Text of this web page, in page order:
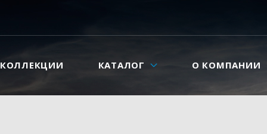
КОЛЛЕКЦИИ КАТАЛОГ О КОМПАНИИ